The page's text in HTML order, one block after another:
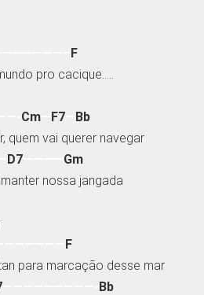
F
pro cacique…..
Cm— F7— Bb
quem vai querer navegar
D7———— Gm
nossa jangada
F
para marcação desse mar
—————————- Bb